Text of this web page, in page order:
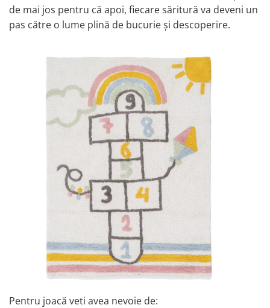
Paturi
Tablii pat
Comode si Bufete
Biblioteci si Rafturi
Sifoniere si Dulapuri
Mobilier bar
Postamente, Piedestale
Paravane de camera
de mai jos pentru că apoi, fiecare săritură va deveni un
pas către o lume plină de bucurie și descoperire.
Pentru joacă veti avea nevoie de: